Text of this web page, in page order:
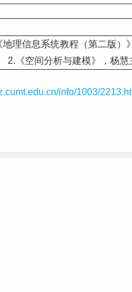
地理信息系统教程（第二版）
2.《空间分析与建模》，杨慧
info/1003/